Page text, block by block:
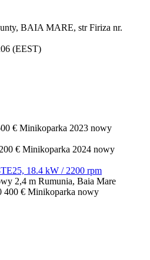
BAIA MARE, str Firiza nr.
(EEST)
€ Minikoparka 2023 nowy
€ Minikoparka 2024 nowy
18.4 kW / 2200 rpm
2,4 m Rumunia, Baia Mare
400 € Minikoparka nowy